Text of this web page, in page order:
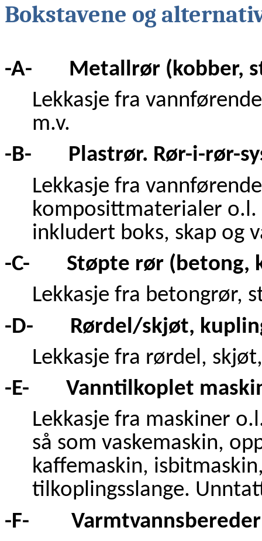
Bokstavene og
-A- Metallrør (kobber,
Lekkasje fra
m.v.
-B- Plastrør. Rør-i-rør-
Lekkasje fra
komposittmaterialer o.l.
inkludert boks, skap og
-C- Støpte rør (betong,
Lekkasje fra betongrør,
-D- Rørdel/skjøt,
Lekkasje fra rørdel,
-E- Vanntilkoplet
Lekkasje fra maskiner
så som vaskemaskin,
kaffemaskin,
tilkoplingsslange.
-F- Varmtvannsbereder